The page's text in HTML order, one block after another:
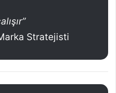
Stratejisti